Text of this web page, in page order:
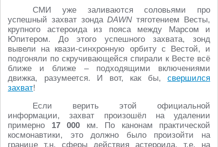
СМИ уже заливаются соловьями про
успешный захват зондаDAWNтяготением Весты,
крупного астероида из пояса между Марсом и
Юпитером. До этого успешного захвата, зонд
вывели на квази-синхронную орбиту с Вестой, и
подгоняли по скручивающейся спирали к Весте всё
ближе и ближе – подходящими включениями
движка, разумеется. И вот, как бы, свершился
захват!
Если верить этой официальной
информации, захват произошёл на удалении
примерно 17 000 км. По канонам практической
космонавтики, это должно было произойти на
границе т.н. сферы действия астероида, т.е. на